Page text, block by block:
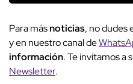
Para másnoticias, no dudes
y en nuestro canal de
información. Te invitamos a
Newsletter.